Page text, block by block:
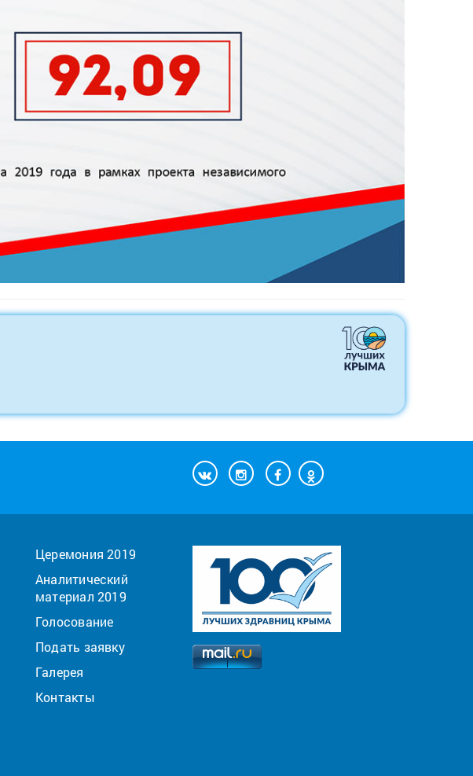
Церемония 2019
Аналитический
материал 2019
Голосование
Подать заявку
Галерея
Контакты